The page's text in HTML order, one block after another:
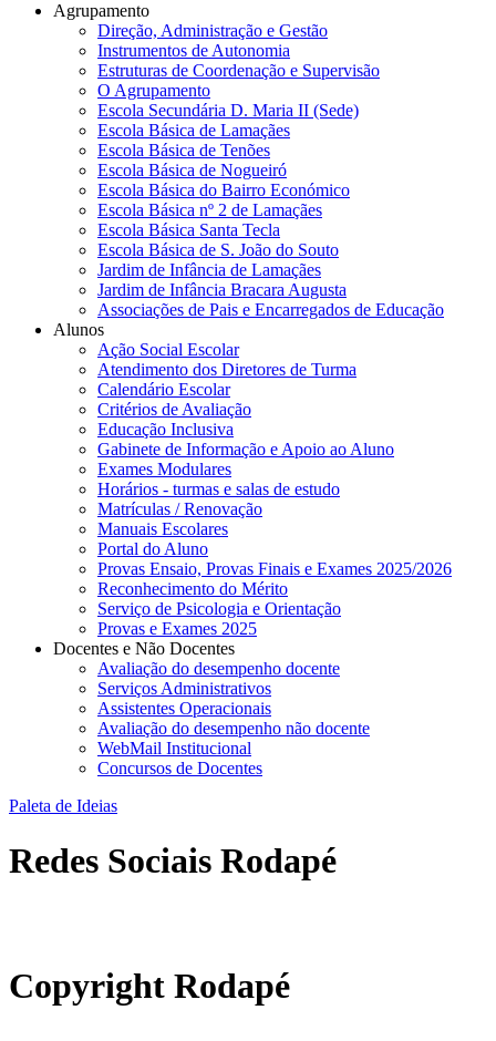
Agrupamento
Direção, Administração e Gestão
Instrumentos de Autonomia
Estruturas de Coordenação e Supervisão
O Agrupamento
Escola Secundária D. Maria II (Sede)
Escola Básica de Lamaçães
Escola Básica de Tenões
Escola Básica de Nogueiró
Escola Básica do Bairro Económico
Escola Básica nº 2 de Lamaçães
Escola Básica Santa Tecla
Escola Básica de S. João do Souto
Jardim de Infância de Lamaçães
Jardim de Infância Bracara Augusta
Associações de Pais e Encarregados de Educação
Alunos
Ação Social Escolar
Atendimento dos Diretores de Turma
Calendário Escolar
Critérios de Avaliação
Educação Inclusiva
Gabinete de Informação e Apoio ao Aluno
Exames Modulares
Horários - turmas e salas de estudo
Matrículas / Renovação
Manuais Escolares
Portal do Aluno
Provas Ensaio, Provas Finais e Exames 2025/2026
Reconhecimento do Mérito
Serviço de Psicologia e Orientação
Provas e Exames 2025
Docentes e Não Docentes
Avaliação do desempenho docente
Serviços Administrativos
Assistentes Operacionais
Avaliação do desempenho não docente
WebMail Institucional
Concursos de Docentes
Paleta de Ideias
Redes Sociais Rodapé
Copyright Rodapé